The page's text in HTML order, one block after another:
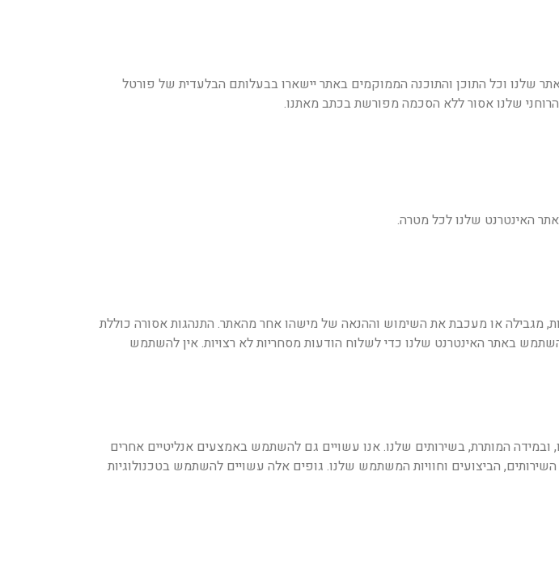
שלנו וכל התוכן והתוכנה הממוקמים באתר יישארו בבעלותם הבלעדית של פורטל
הרוחני שלנו אסור ללא הסכמה מפורשת בכתב מאתנו.
האינטרנט שלנו לכל מטרה.
מגבילה או מעכבת את השימוש וההנאה של מישהו אחר מהאתר. התנהגות אסורה כוללת
באתר האינטרנט שלנו כדי לשלוח הודעות מסחריות לא רצויות. אין להשתמש
המותרת, בשירותים שלנו. אנו עשויים גם להשתמש באמצעים אנליטיים אחרים
הביצועים וחוויות המשתמש שלנו. גופים אלה עשויים להשתמש בטכנולוגיות